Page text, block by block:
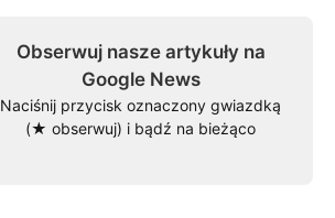
Obserwuj nasze artykuły na
Google News
Naciśnij przycisk oznaczony gwiazdką
(★ obserwuj) i bądź na bieżąco